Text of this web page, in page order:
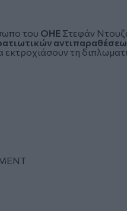
του ΟΗΕ Στεφάν
εκτροχιάσουν τη